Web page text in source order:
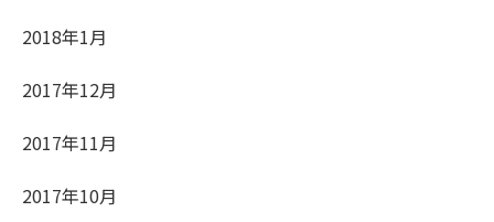
2018年1月
2017年12月
2017年11月
2017年10月